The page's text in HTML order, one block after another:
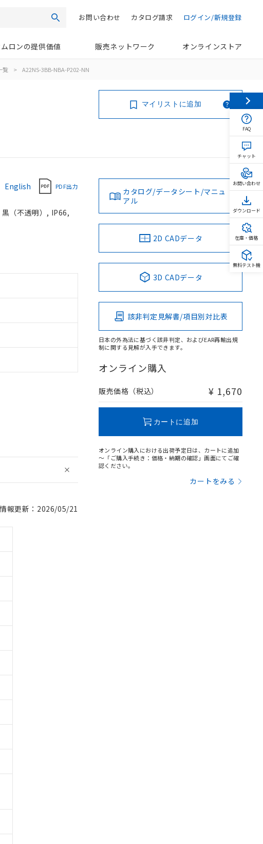
検索 ログイン/新規登録
カタログ請求
お問い合わせ
ロンの提供価値 販売ネットワーク オンラインストア
覧 > A22NS-3BB-NBA-P202-NN
マイリストに追加
English PDF出力
（不透明）, IP66,
情報更新：2026/05/21
カタログ/データシート/マニュ
アル
2D CADデータ
3D CADデータ
該非判定見解書/項目別対比表
日本の外為法に基づく該非判定、およびEAR再輸出規
制に関する見解が入手できます。
オンライン購入
販売価格（税込） ¥ 1,670
カートに追加
オンライン購入における出荷予定日は、カートに追加
～「ご購入手続き：価格・納期の確認」画面にてご確
認ください。
カートをみる
品です。
ある商品です。
す予定はありません。
どやむを得ず変更すること
FAQ
チャット
お問い合わせ
ダウンロード
在庫・価格
無料テスト機